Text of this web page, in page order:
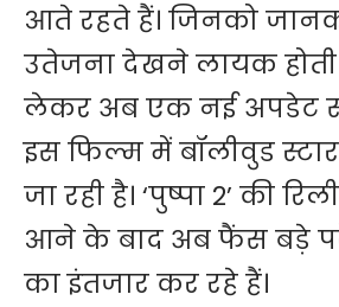
आते रहते हैं। जिनको
उतेजना देखने लायक होती
लेकर अब एक नई अपडेट
इस फिल्म में बॉलीवुड स्टार
जा रही है। ‘पुष्पा 2’ की
आने के बाद अब फैंस बड़े
का इंतजार कर रहे हैं।